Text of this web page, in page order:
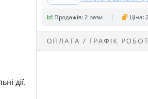
дії.
9, 16 аркушів).
Продажів: 2 рази Ціна:
ОПЛАТА / ГРАФІК